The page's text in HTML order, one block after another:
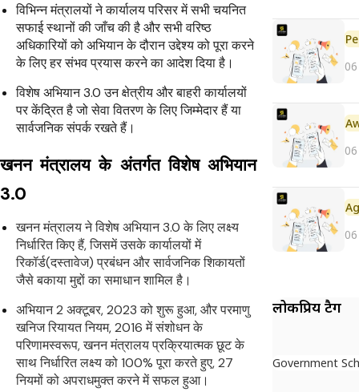
विभिन्न मंत्रालयों ने कार्यालय परिसर में सभी चयनित
सफाई स्थानों की जाँच की है और सभी वरिष्ठ
अधिकारियों को अभियान के दौरान उद्देश्य को पूरा करने
के लिए हर संभव प्रयास करने का आदेश दिया है।
विशेष अभियान 3.0 उन क्षेत्रीय और बाहरी कार्यालयों
पर केंद्रित है जो सेवा वितरण के लिए जिम्मेदार हैं या
सार्वजनिक संपर्क रखते हैं।
खनन मंत्रालय के अंतर्गत विशेष अभियान
3.0
खनन मंत्रालय ने विशेष अभियान 3.0 के लिए लक्ष्य
निर्धारित किए हैं, जिसमें उसके कार्यालयों में
रिकॉर्ड(दस्तावेज) प्रबंधन और सार्वजनिक शिकायतों
जैसे बकाया मुद्दों का समाधान शामिल है।
अभियान 2 अक्टूबर, 2023 को शुरू हुआ, और परमाणु
खनिज रियायत नियम, 2016 में संशोधन के
परिणामस्वरूप, खनन मंत्रालय प्रक्रियात्मक छूट के
साथ निर्धारित लक्ष्य को 100% पूरा करते हुए, 27
नियमों को अपराधमुक्त करने में सफल हुआ।
लोकप्रिय टैग
Government